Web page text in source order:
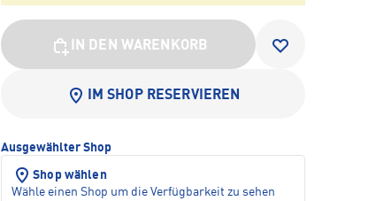
IN DEN WARENKORB
IM SHOP RESERVIEREN
Ausgewählter Shop
Shop wählen
Wähle einen Shop um die Verfügbarkeit zu sehen